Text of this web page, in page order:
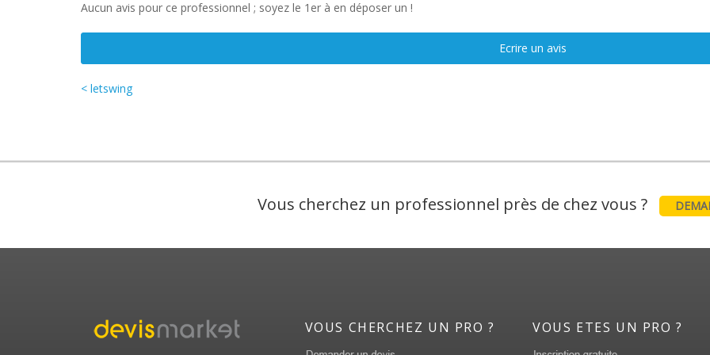
Aucun avis pour ce professionnel ; soyez le 1er à en déposer un !
Ecrire un avis
< letswing
Vous cherchez un professionnel près de chez vous ?
VOUS CHERCHEZ UN PRO ? VOUS ETES UN PRO ?